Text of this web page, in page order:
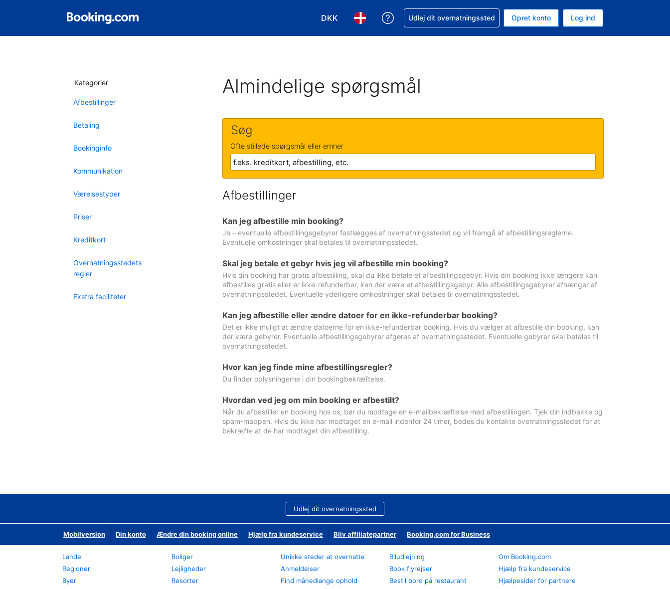
DKK
Vælg valuta. Din nuværende valuta er Danske kroner
Vælg sprog. Dit nuværende sprog er Dansk
Få hjælp til en booking
Udlej dit overnatningssted Opret konto Log ind
Kategorier
Afbestillinger
Betaling
Bookinginfo
Kommunikation
Værelsestyper
Priser
Kreditkort
Overnatningsstedets
regler
Ekstra faciliteter
Almindelige spørgsmål
Søg
Ofte stillede spørgsmål eller emner
Afbestillinger
Kan jeg afbestille min booking?
Ja – eventuelle afbestillingsgebyrer fastlægges af overnatningsstedet og vil fremgå af afbestillingsreglerne.
Eventuelle omkostninger skal betales til overnatningsstedet.
Skal jeg betale et gebyr hvis jeg vil afbestille min booking?
Hvis din booking har gratis afbestilling, skal du ikke betale et afbestillingsgebyr. Hvis din booking ikke længere kan
afbestilles gratis eller er ikke-refunderbar, kan der være et afbestillingsgebyr. Alle afbestillingsgebyrer afhænger af
overnatningsstedet. Eventuelle yderligere omkostninger skal betales til overnatningsstedet.
Kan jeg afbestille eller ændre datoer for en ikke-refunderbar booking?
Det er ikke muligt at ændre datoerne for en ikke-refunderbar booking. Hvis du vælger at afbestille din booking, kan
der være gebyrer. Eventuelle afbestillingsgebyrer afgøres af overnatningsstedet. Eventuelle gebyrer skal betales til
overnatningsstedet.
Hvor kan jeg finde mine afbestillingsregler?
Du finder oplysningerne i din bookingbekræftelse.
Hvordan ved jeg om min booking er afbestilt?
Når du afbestiller en booking hos os, bør du modtage en e-mailbekræftelse med afbestillingen. Tjek din indbakke og
spam-mappen. Hvis du ikke har modtaget en e-mail indenfor 24 timer, bedes du kontakte overnatningsstedet for at
bekræfte at de har modtaget din afbestilling.
Udlej dit overnatningssted
Mobilversion Din konto Ændre din booking online Hjælp fra kundeservice Bliv affiliatepartner Booking.com for Business
Lande
Regioner
Byer
Boliger
Lejligheder
Resorter
Unikke steder at overnatte
Anmeldelser
Find månedlange ophold
Biludlejning
Book flyrejser
Bestil bord på restaurant
Om Booking.com
Hjælp fra kundeservice
Hjælpesider for partnere